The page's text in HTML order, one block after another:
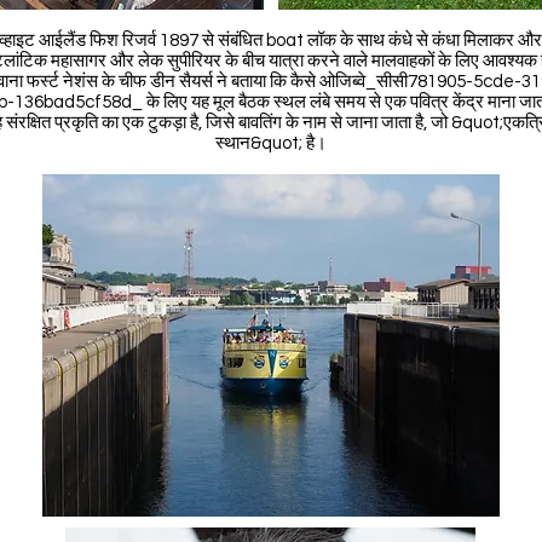
व्हाइट आईलैंड फिश रिजर्व 1897 से संबंधित boat लॉक के साथ कंधे से कंधा मिलाकर और
महासागर और लेक सुपीरियर के बीच यात्रा करने वाले मालवाहकों के लिए आवश्यक
फर्स्ट नेशंस के चीफ डीन सैयर्स ने बताया कि कैसे ओजिब्वे_सीसी781905-5cde-
136bad5cf58d_ के लिए यह मूल बैठक स्थल लंबे समय से एक पवित्र केंद्र माना
संरक्षित प्रकृति का एक टुकड़ा है, जिसे बावतिंग के नाम से जाना जाता है, जो
स्थान&quot; है।